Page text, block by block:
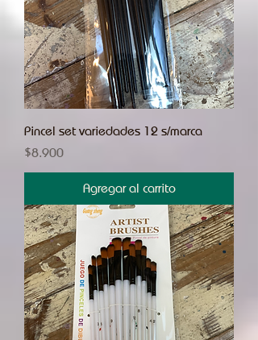
Pincel set variedades 12 s/marca
Precio
$8.900
Agregar al carrito